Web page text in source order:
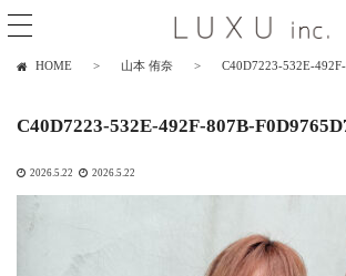
HOME 山本 侑奈 C40D7223-532E-
C40D7223-532E-492F-807B-
2026.5.22 2026.5.22